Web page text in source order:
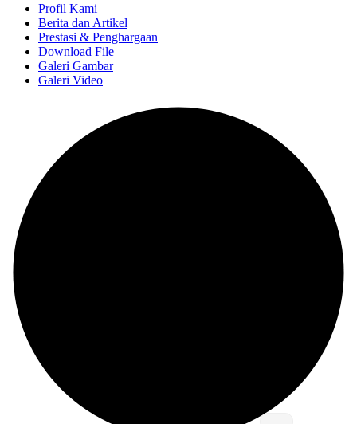
Profil Kami
Berita dan Artikel
Prestasi & Penghargaan
Download File
Galeri Gambar
Galeri Video